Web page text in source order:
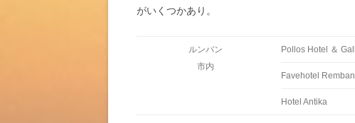
がいくつかあり。
ルンバン
市内
Pollos Hotel ＆
Favehotel
Hotel Antika